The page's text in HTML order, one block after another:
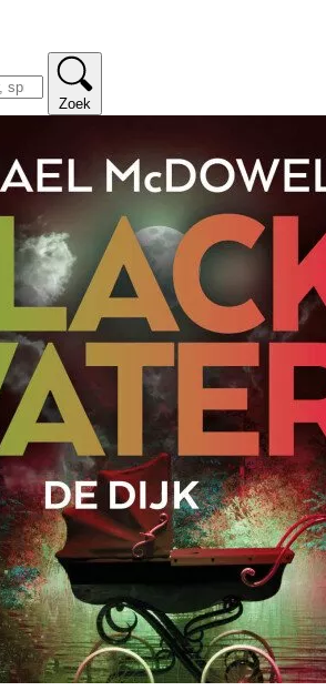
Zoek